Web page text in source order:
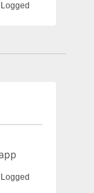
Logged
Logged